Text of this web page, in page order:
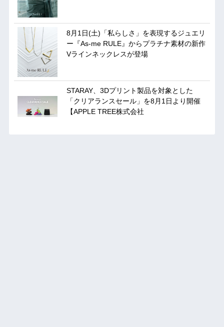
8月1日(土)「私らしさ」を表現するジュエリ
ー『As-me RULE』からプラチナ素材の新作
Vラインネックレスが登場
STARAY、3Dプリント製品を対象とした
「クリアランスセール」を8月1日より開催
【APPLE TREE株式会社